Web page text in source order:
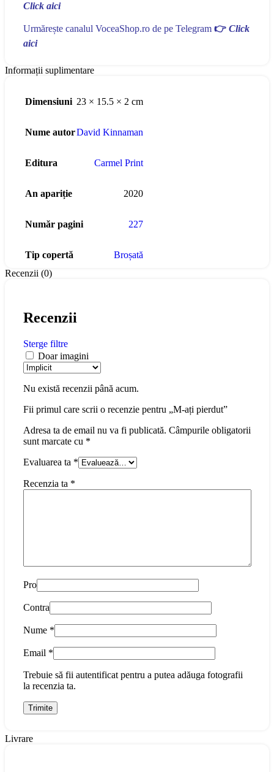
Click aici
Urmărește canalul VoceaShop.ro de pe Telegram 👉 Click
aici
Informații suplimentare
Dimensiuni 23 × 15.5 × 2 cm
Nume autorDavid Kinnaman
Editura Carmel Print
An apariție 2020
Număr pagini 227
Tip copertă
Broșată
Recenzii (0)
Recenzii
Sterge filtre
Doar imagini
Nu există recenzii până acum.
Fii primul care scrii o recenzie pentru „M-ați pierdut”
Adresa ta de email nu va fi publicată. Câmpurile obligatorii
sunt marcate cu *
Evaluarea ta *
Recenzia ta *
Pro
Contra
Nume *
Email *
Trebuie să fii autentificat pentru a putea adăuga fotografii
la recenzia ta.
Livrare